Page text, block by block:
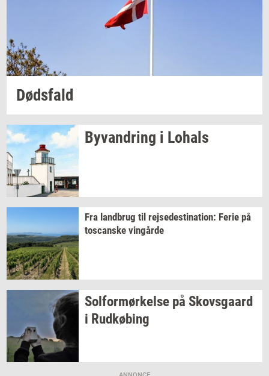
Døds­fald
Byvan­dring i Lo­hals
Fra land­brug til rej­se­desti­na­tion: Ferie på
toscan­ske vin­går­de
Sol­for­mør­kel­se på Sko­vs­gaard
i Rud­kø­bing